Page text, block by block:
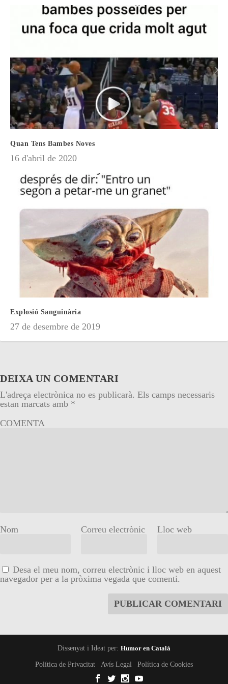
Quan Tens Bambes Noves
16 d'abril de 2020
Explosió Sanguinària
27 de desembre de 2019
DEIXA UN COMENTARI
L'adreça electrònica no es publicarà. Els camps necessaris
estan marcats amb *
COMENTA
Nom Correu electrònic Lloc web
Desa el meu nom, correu electrònic i lloc web en aquest
navegador per a la pròxima vegada que comenti.
Dissenyat i Ideat per: Humor en Català
Política de Privacitat Avís Legal Política de Cookies